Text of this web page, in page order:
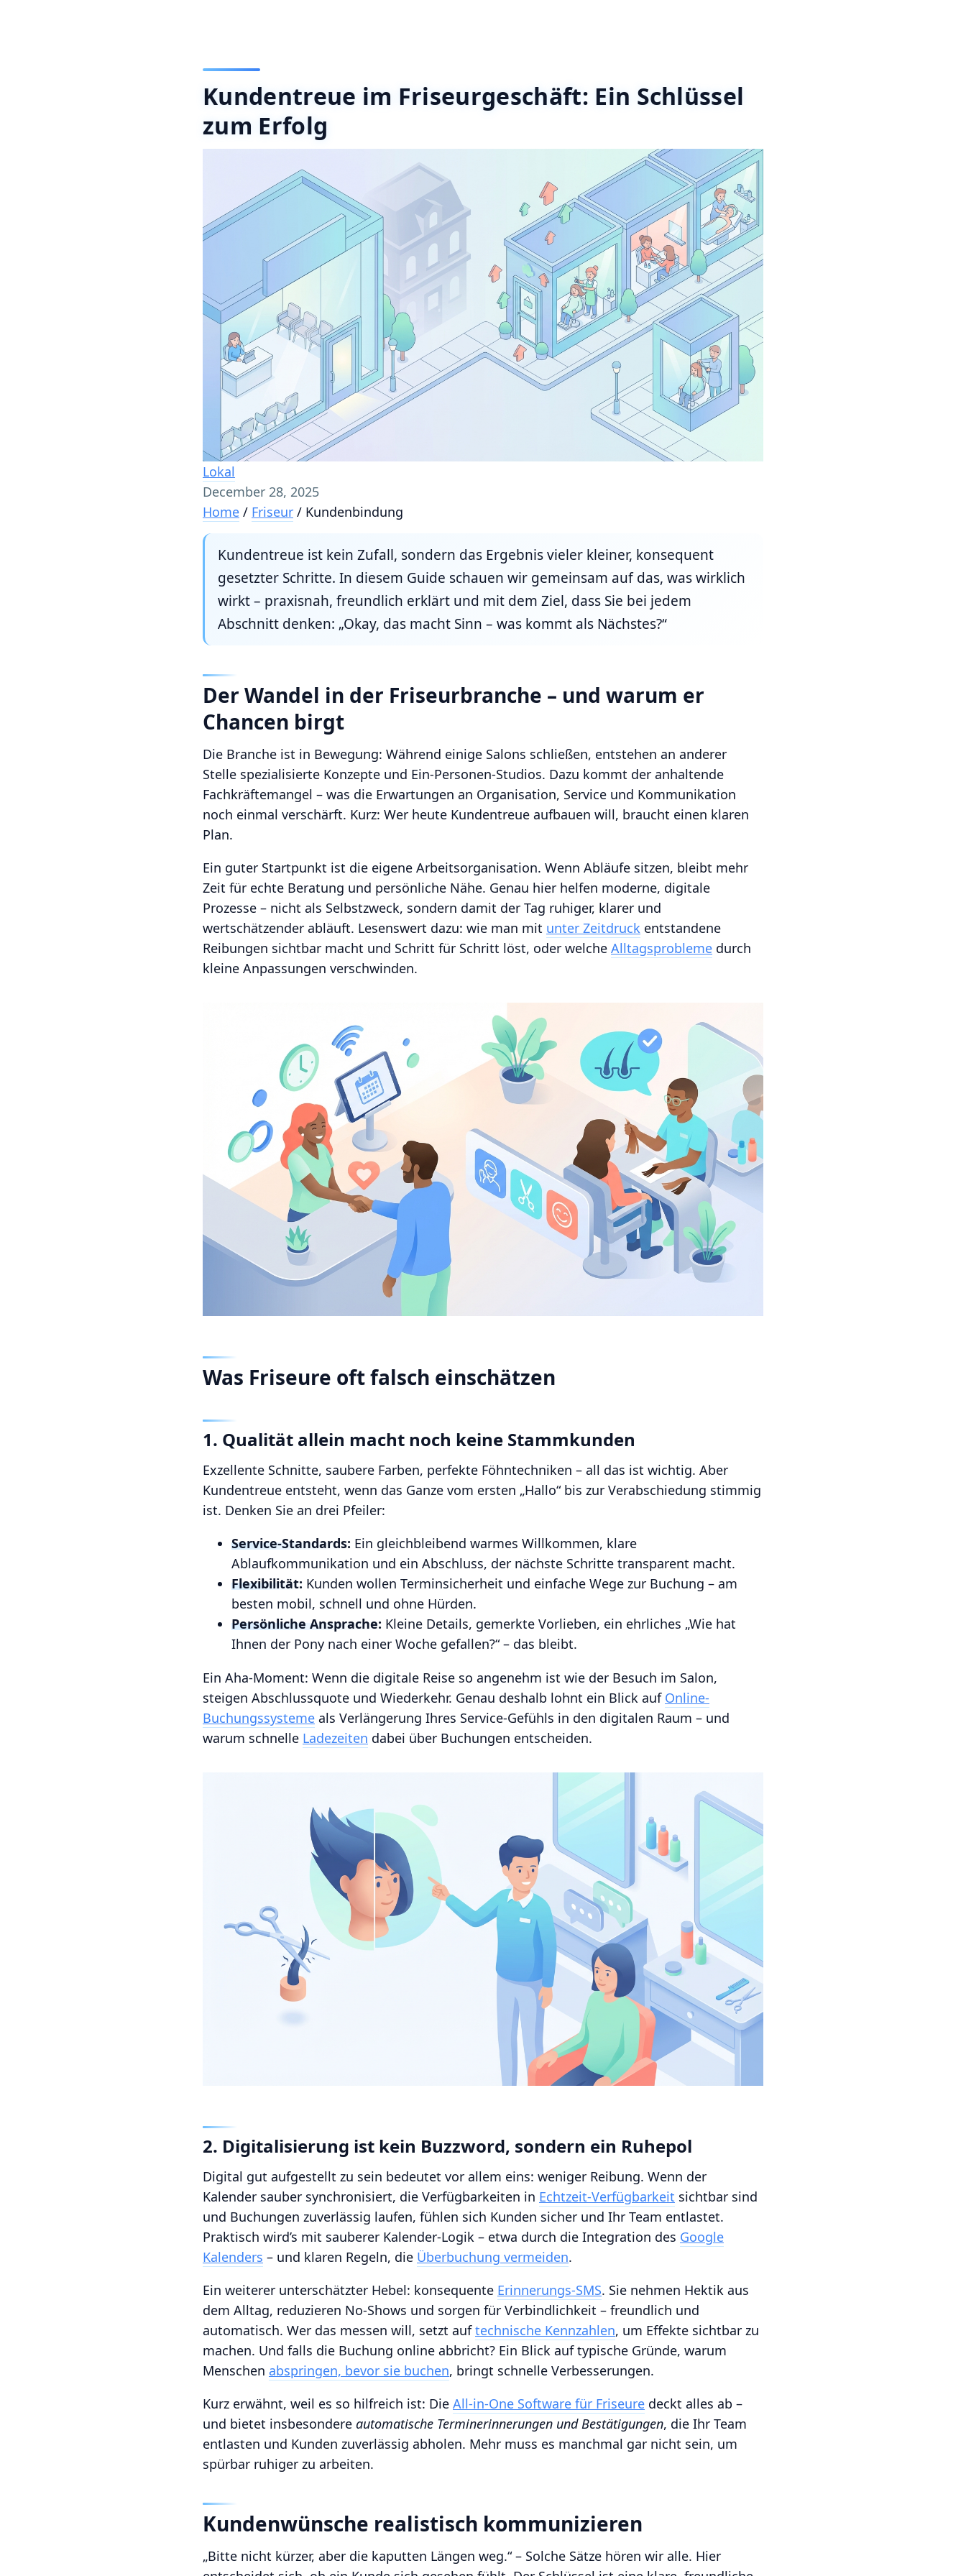
Kundentreue im Friseurgeschäft: Ein Schlüssel
zum Erfolg
Lokal
December 28, 2025
Home / Friseur / Kundenbindung
Kundentreue ist kein Zufall, sondern das Ergebnis vieler kleiner, konsequent
gesetzter Schritte. In diesem Guide schauen wir gemeinsam auf das, was wirklich
wirkt – praxisnah, freundlich erklärt und mit dem Ziel, dass Sie bei jedem
Abschnitt denken: „Okay, das macht Sinn – was kommt als Nächstes?“
Der Wandel in der Friseurbranche – und warum er
Chancen birgt
Die Branche ist in Bewegung: Während einige Salons schließen, entstehen an anderer
Stelle spezialisierte Konzepte und Ein-Personen-Studios. Dazu kommt der anhaltende
Fachkräftemangel – was die Erwartungen an Organisation, Service und Kommunikation
noch einmal verschärft. Kurz: Wer heute Kundentreue aufbauen will, braucht einen klaren
Plan.
Ein guter Startpunkt ist die eigene Arbeitsorganisation. Wenn Abläufe sitzen, bleibt mehr
Zeit für echte Beratung und persönliche Nähe. Genau hier helfen moderne, digitale
Prozesse – nicht als Selbstzweck, sondern damit der Tag ruhiger, klarer und
wertschätzender abläuft. Lesenswert dazu: wie man mit unter Zeitdruck entstandene
Reibungen sichtbar macht und Schritt für Schritt löst, oder welche Alltagsprobleme durch
kleine Anpassungen verschwinden.
Was Friseure oft falsch einschätzen
1. Qualität allein macht noch keine Stammkunden
Exzellente Schnitte, saubere Farben, perfekte Föhntechniken – all das ist wichtig. Aber
Kundentreue entsteht, wenn das Ganze vom ersten „Hallo“ bis zur Verabschiedung stimmig
ist. Denken Sie an drei Pfeiler:
Service-Standards: Ein gleichbleibend warmes Willkommen, klare
Ablaufkommunikation und ein Abschluss, der nächste Schritte transparent macht.
Flexibilität: Kunden wollen Terminsicherheit und einfache Wege zur Buchung – am
besten mobil, schnell und ohne Hürden.
Persönliche Ansprache: Kleine Details, gemerkte Vorlieben, ein ehrliches „Wie hat
Ihnen der Pony nach einer Woche gefallen?“ – das bleibt.
Ein Aha-Moment: Wenn die digitale Reise so angenehm ist wie der Besuch im Salon,
steigen Abschlussquote und Wiederkehr. Genau deshalb lohnt ein Blick auf Online-
Buchungssysteme als Verlängerung Ihres Service-Gefühls in den digitalen Raum – und
warum schnelle Ladezeiten dabei über Buchungen entscheiden.
2. Digitalisierung ist kein Buzzword, sondern ein Ruhepol
Digital gut aufgestellt zu sein bedeutet vor allem eins: weniger Reibung. Wenn der
Kalender sauber synchronisiert, die Verfügbarkeiten in Echtzeit-Verfügbarkeit sichtbar sind
und Buchungen zuverlässig laufen, fühlen sich Kunden sicher und Ihr Team entlastet.
Praktisch wird’s mit sauberer Kalender-Logik – etwa durch die Integration des Google
Kalenders – und klaren Regeln, die Überbuchung vermeiden.
Ein weiterer unterschätzter Hebel: konsequente Erinnerungs-SMS. Sie nehmen Hektik aus
dem Alltag, reduzieren No-Shows und sorgen für Verbindlichkeit – freundlich und
automatisch. Wer das messen will, setzt auftechnische Kennzahlen, um Effekte sichtbar zu
machen. Und falls die Buchung online abbricht? Ein Blick auf typische Gründe, warum
Menschen abspringen, bevor sie buchen, bringt schnelle Verbesserungen.
Kurz erwähnt, weil es so hilfreich ist: Die All‑in‑One Software für Friseure deckt alles ab –
und bietet insbesondere automatische Terminerinnerungen und Bestätigungen, die Ihr Team
entlasten und Kunden zuverlässig abholen. Mehr muss es manchmal gar nicht sein, um
spürbar ruhiger zu arbeiten.
Kundenwünsche realistisch kommunizieren
„Bitte nicht kürzer, aber die kaputten Längen weg.“ – Solche Sätze hören wir alle. Hier